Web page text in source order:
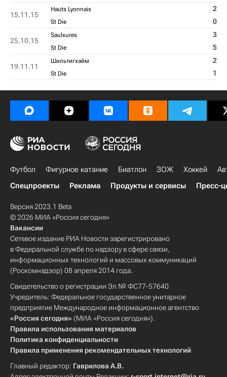
15.11.15
Hauts Lyonnais 2
St Die 0
25.10.15
Saulxures 3
St Die 5
19.11.11
Шильтигхайм 2
St Die 1
Футбол Фигурное катание Биатлон ЗОЖ Хоккей
Спецпроекты
Реклама Продукты и сервисы Пресс-
Версия 2023.1 Beta
© 2026 МИА «Россия сегодня»
Вакансии
Сетевое издание РИА Новости зарегистрировано
в Федеральной службе по надзору в сфере связи,
информационных технологий и массовых коммуникаций
(Роскомнадзор) 08 апреля 2014 года.
Свидетельство о регистрации Эл № ФС77-57640
Учредитель: Федеральное государственное унитарное
предприятие Международное информационное агентство
«Россия сегодня» (МИА «Россия сегодня»).
Правила использования материалов
Политика конфиденциальности
Правила применения рекомендательных технологий
Главный редактор: Гаврилова А.В.